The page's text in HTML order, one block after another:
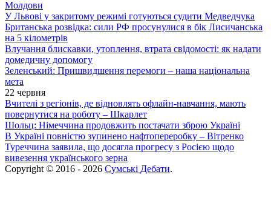
Молдови
У Львові у закритому режимі готуються судити Медведчука
Британська розвідка: сили РФ просунулися в бік Лисичанська
на 5 кілометрів
Влучання блискавки, утоплення, втрата свідомості: як надати
домедичну допомогу
Зеленський: Пришвидшення перемоги – наша національна
мета
22 червня
Вчителі з регіонів, де відновлять офлайн-навчання, мають
повернутися на роботу – Шкарлет
Шольц: Німеччина продовжить постачати зброю Україні
В Україні повністю зупинено нафтопереробку – Вітренко
Туреччина заявила, що досягла прогресу з Росією щодо
вивезення українського зерна
Copyright © 2016 - 2026 Сумські Дебати.